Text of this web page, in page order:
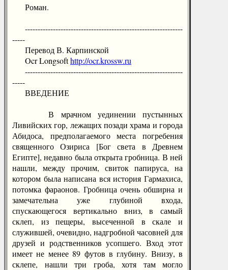
Роман.
--------------------------------------------------------------
-----
Перевод В. Карпинской
Ocr Longsofthttp://ocr.krossw.ru
--------------------------------------------------------------
-----
ВВЕДЕНИЕ
В мрачном уединении пустынных
Ливийских гор, лежащих позади храма и города
Абидоса, предполагаемого места погребения
священного Озириса [Бог света в Древнем
Египте], недавно была открыта гробница. В ней
нашли, между прочим, свиток папируса, на
котором была написана вся история Гармахиса,
потомка фараонов. Гробница очень обширна и
замечательна уже глубиной входа,
спускающегося вертикально вниз, в самый
склеп, из пещеры, высеченной в скале и
служившей, очевидно, надгробной часовней для
друзей и родственников усопшего. Вход этот
имеет не менее 89 футов в глубину. Внизу, в
склепе, нашли три гроба, хотя там могло